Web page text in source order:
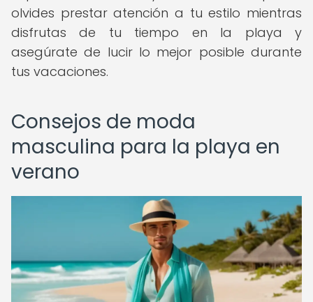
olvides prestar atención a tu estilo mientras
disfrutas de tu tiempo en la playa y
asegúrate de lucir lo mejor posible durante
tus vacaciones.
Consejos de moda
masculina para la playa en
verano